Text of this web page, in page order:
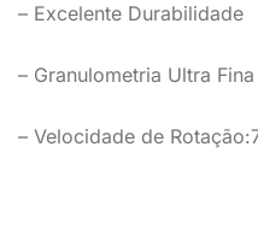
– Excelente Durabilidade
– Granulometria Ultra Fina
– Velocidade de